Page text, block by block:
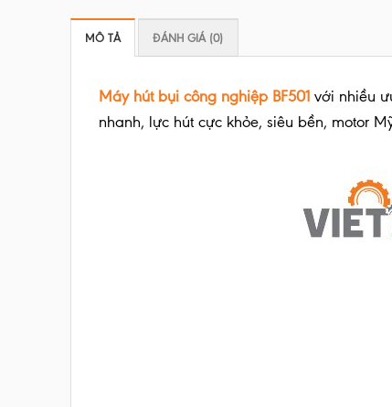
MÔ TẢ ĐÁNH GIÁ (0)
Máy hút bụi công nghiệp BF501 với nhiều
nhanh, lực hút cực khỏe, siêu bền, motor